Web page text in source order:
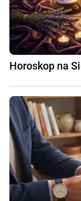
Horoskop na